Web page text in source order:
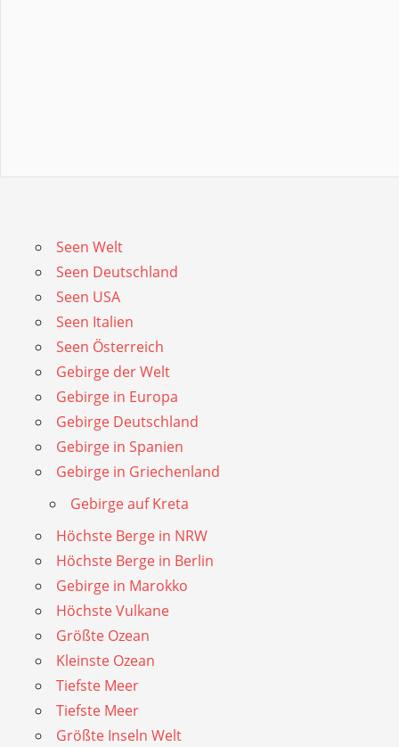
Seen Welt
Seen Deutschland
Seen USA
Seen Italien
Seen Österreich
Gebirge der Welt
Gebirge in Europa
Gebirge Deutschland
Gebirge in Spanien
Gebirge in Griechenland
Gebirge auf Kreta
Höchste Berge in NRW
Höchste Berge in Berlin
Gebirge in Marokko
Höchste Vulkane
Größte Ozean
Kleinste Ozean
Tiefste Meer
Tiefste Meer
Größte Inseln Welt